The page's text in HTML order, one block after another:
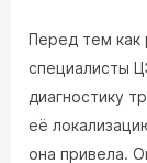
Перед тем как
специалисты
диагностику
её
она привела.